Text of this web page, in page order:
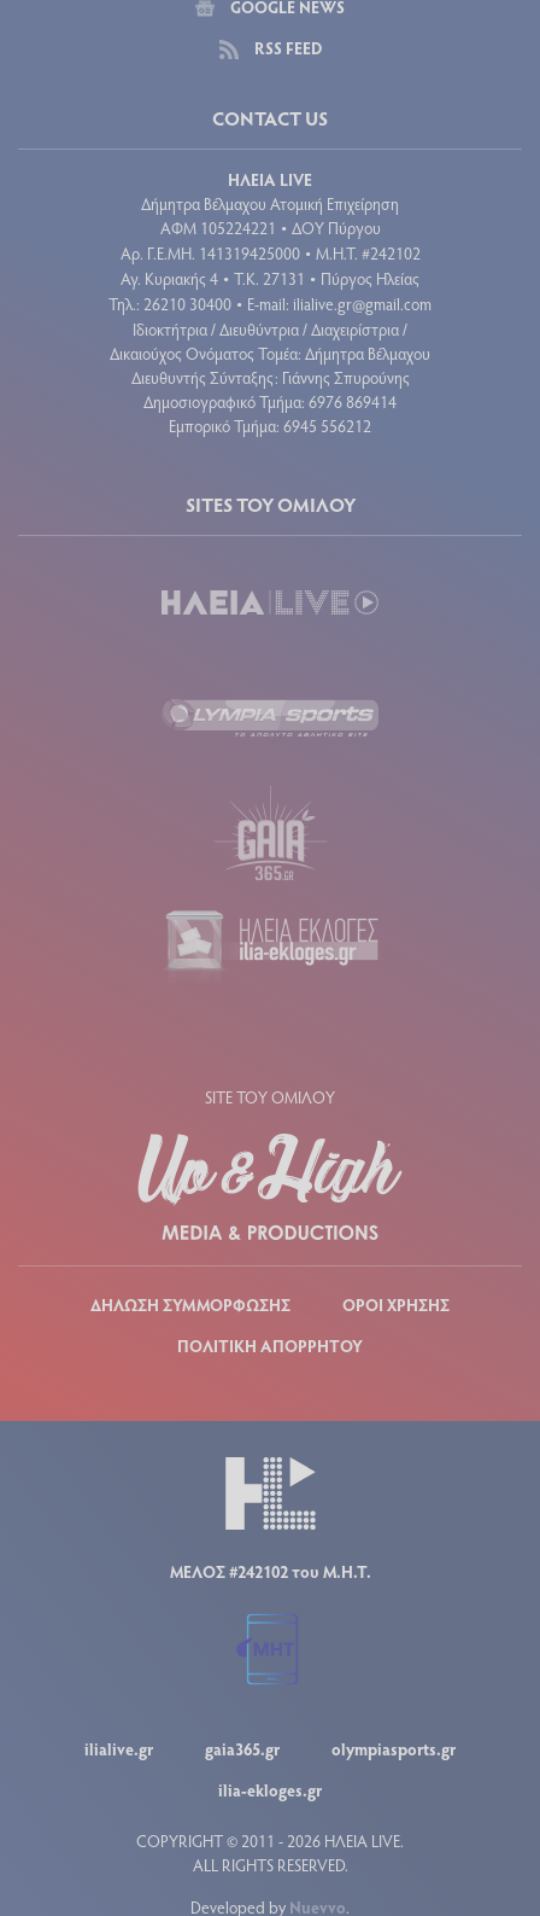
GOOGLE NEWS
RSS FEED
CONTACT US
ΗΛΕΙΑ LIVE
Δήμητρα Βέλμαχου Ατομική Επιχείρηση
ΑΦΜ 105224221 • ΔΟΥ Πύργου
Aρ. Γ.Ε.ΜΗ. 141319425000 • Μ.Η.Τ. #242102
Αγ. Κυριακής 4 • Τ.Κ. 27131 • Πύργος Ηλείας
Τηλ.: 26210 30400 • E-mail: ilialive.gr@gmail.com
Ιδιοκτήτρια / Διευθύντρια / Διαχειρίστρια /
Δικαιούχος Ονόματος Τομέα: Δήμητρα Βέλμαχου
Διευθυντής Σύνταξης: Γιάννης Σπυρούνης
Δημοσιογραφικό Τμήμα: 6976 869414
Εμπορικό Τμήμα: 6945 556212
SITES ΤΟΥ ΟΜΙΛΟΥ
SITE ΤΟΥ ΟΜΙΛΟΥ
ΔΗΛΩΣΗ ΣΥΜΜΟΡΦΩΣΗΣ
ΟΡΟΙ ΧΡΗΣΗΣ
ΠΟΛΙΤΙΚΗ ΑΠΟΡΡΗΤΟΥ
ΜΕΛΟΣ #242102 του Μ.Η.Τ.
ilialive.gr gaia365.gr
olympiasports.gr
ilia-ekloges.gr
COPYRIGHT © 2011 - 2026 ΗΛΕΙΑ LIVE.
ALL RIGHTS RESERVED.
Developed by Nuevvo.